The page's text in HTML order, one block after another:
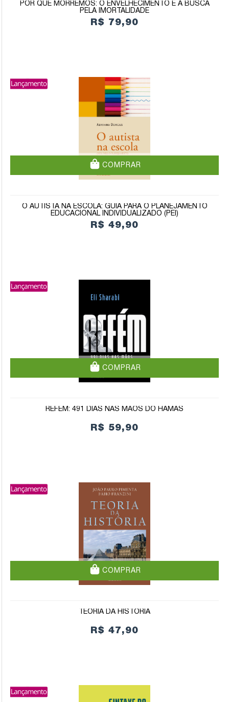
POR QUE MORREMOS: O ENVELHECIMENTO E A BUSCA
PELA IMORTALIDADE
R$ 79,90
COMPRAR
O AUTISTA NA ESCOLA: GUIA PARA O PLANEJAMENTO
EDUCACIONAL INDIVIDUALIZADO (PEI)
R$ 49,90
COMPRAR
REFÉM: 491 DIAS NAS MÃOS DO HAMAS
R$ 59,90
COMPRAR
TEORIA DA HISTÓRIA
R$ 47,90